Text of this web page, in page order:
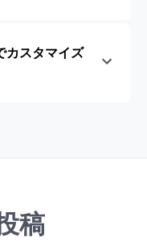
スタマイズ
稿